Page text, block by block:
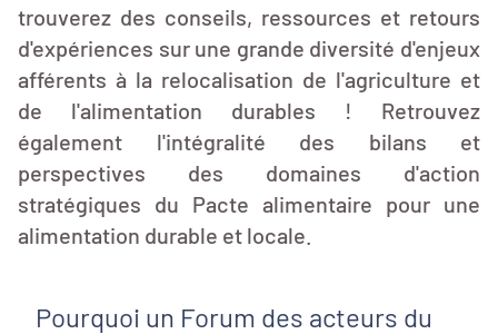
trouverez des conseils, ressources et retours
d'expériences sur une grande diversité d'enjeux
afférents à la relocalisation de l'agriculture et
de l'alimentation durables ! Retrouvez
également l'intégralité des bilans et
perspectives des domaines d'action
stratégiques du Pacte alimentaire pour une
alimentation durable et locale.
Pourquoi un Forum des acteurs du